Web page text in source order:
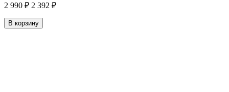
2 990 ₽ 2 392 ₽
В корзину